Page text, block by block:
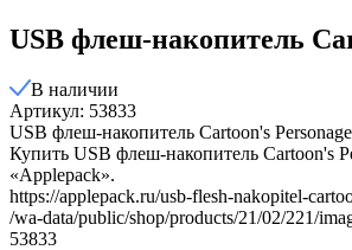
USB флеш-накопитель
В наличии
Артикул: 53833
USB флеш-накопитель Cartoon's
Купить USB флеш-накопитель Cartoon's
«Applepack».
https://applepack.ru/usb-flesh-nakopitel-
/wa-data/public/shop/products/21/02/221/
53833